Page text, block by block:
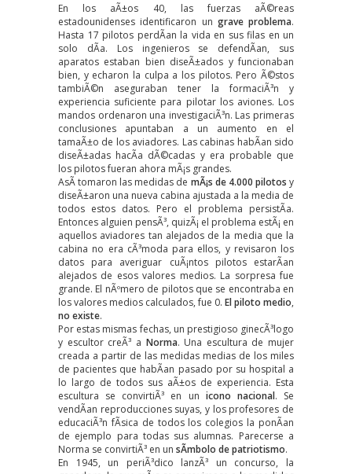
En los aÃ±os 40, las fuerzas aÃ©reas
estadounidenses identificaron un grave problema.
Hasta 17 pilotos perdÃ­an la vida en sus filas en un
solo dÃ­a. Los ingenieros se defendÃ­an, sus
aparatos estaban bien diseÃ±ados y funcionaban
bien, y echaron la culpa a los pilotos. Pero Ã©stos
tambiÃ©n aseguraban tener la formaciÃ³n y
experiencia suficiente para pilotar los aviones. Los
mandos ordenaron una investigaciÃ³n. Las primeras
conclusiones apuntaban a un aumento en el
tamaÃ±o de los aviadores. Las cabinas habÃ­an sido
diseÃ±adas hacÃ­a dÃ©cadas y era probable que
los pilotos fueran ahora mÃ¡s grandes.
AsÃ­ tomaron las medidas de mÃ¡s de 4.000 pilotos y
diseÃ±aron una nueva cabina ajustada a la media de
todos estos datos. Pero el problema persistÃ­a.
Entonces alguien pensÃ³, quizÃ¡ el problema estÃ¡ en
aquellos aviadores tan alejados de la media que la
cabina no era cÃ³moda para ellos, y revisaron los
datos para averiguar cuÃ¡ntos pilotos estarÃ­an
alejados de esos valores medios. La sorpresa fue
grande. El nÃºmero de pilotos que se encontraba en
los valores medios calculados, fue 0. El piloto medio,
no existe.
Por estas mismas fechas, un prestigioso ginecÃ³logo
y escultor creÃ³ a Norma. Una escultura de mujer
creada a partir de las medidas medias de los miles
de pacientes que habÃ­an pasado por su hospital a
lo largo de todos sus aÃ±os de experiencia. Esta
escultura se convirtiÃ³ en un icono nacional. Se
vendÃ­an reproducciones suyas, y los profesores de
educaciÃ³n fÃ­sica de todos los colegios la ponÃ­an
de ejemplo para todas sus alumnas. Parecerse a
Norma se convirtiÃ³ en un sÃ­mbolo de patriotismo.
En 1945, un periÃ³dico lanzÃ³ un concurso, la